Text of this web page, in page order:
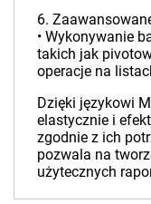
6.
• Wykonywanie
takich jak
operacje na
Dzięki językowi
elastycznie i
zgodnie z ich
pozwala na
użytecznych